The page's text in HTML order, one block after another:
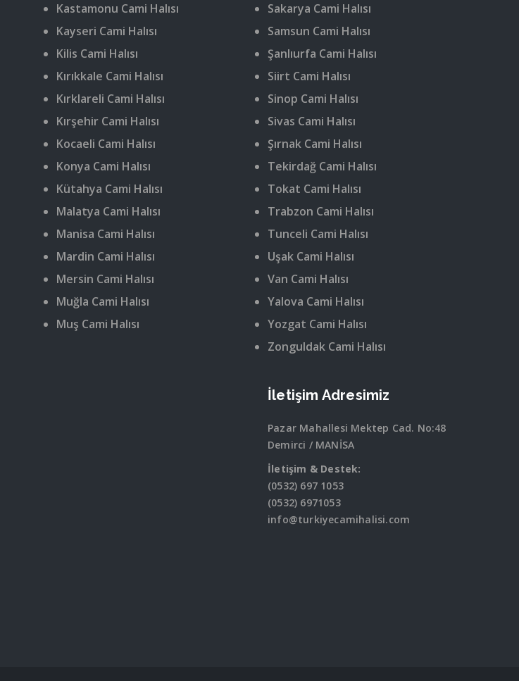
Kastamonu Cami Halısı
Kayseri Cami Halısı
Kilis Cami Halısı
Kırıkkale Cami Halısı
Kırklareli Cami Halısı
Kırşehir Cami Halısı
Kocaeli Cami Halısı
Konya Cami Halısı
Kütahya Cami Halısı
Malatya Cami Halısı
Manisa Cami Halısı
Mardin Cami Halısı
Mersin Cami Halısı
Muğla Cami Halısı
Muş Cami Halısı
Sakarya Cami Halısı
Samsun Cami Halısı
Şanlıurfa Cami Halısı
Siirt Cami Halısı
Sinop Cami Halısı
Sivas Cami Halısı
Şırnak Cami Halısı
Tekirdağ Cami Halısı
Tokat Cami Halısı
Trabzon Cami Halısı
Tunceli Cami Halısı
Uşak Cami Halısı
Van Cami Halısı
Yalova Cami Halısı
Yozgat Cami Halısı
Zonguldak Cami Halısı
İletişim Adresimiz
Pazar Mahallesi Mektep Cad. No:48
Demirci / MANİSA
İletişim & Destek:
(0532) 697 1053
(0532) 6971053
info@turkiyecamihalisi.com